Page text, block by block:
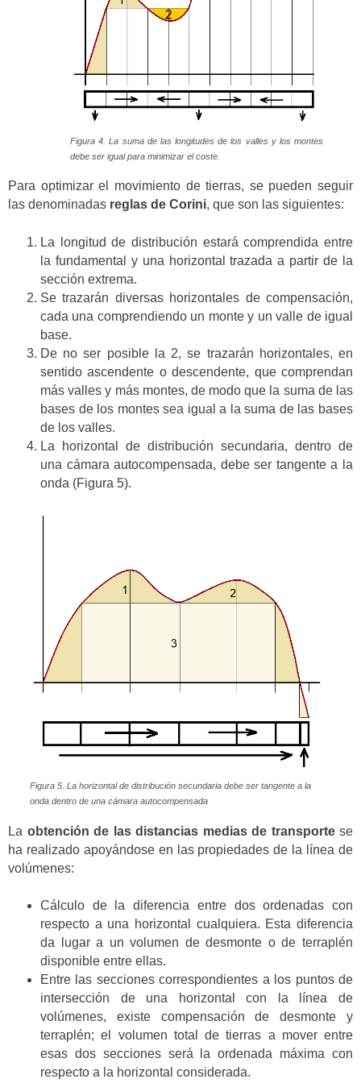
Figura 4. La suma de las longitudes de los valles y los montes
debe ser igual para minimizar el coste.
Para optimizar el movimiento de tierras, se pueden seguir
las denominadas reglas de Corini, que son las siguientes:
La longitud de distribución estará comprendida entre
la fundamental y una horizontal trazada a partir de la
sección extrema.
Se trazarán diversas horizontales de compensación,
cada una comprendiendo un monte y un valle de igual
base.
De no ser posible la 2, se trazarán horizontales, en
sentido ascendente o descendente, que comprendan
más valles y más montes, de modo que la suma de las
bases de los montes sea igual a la suma de las bases
de los valles.
La horizontal de distribución secundaria, dentro de
una cámara autocompensada, debe ser tangente a la
onda (Figura 5).
Figura 5. La horizontal de distribución secundaria debe ser tangente a la
onda dentro de una cámara autocompensada
La obtención de las distancias medias de transportese
ha realizado apoyándose en las propiedades de la línea de
volúmenes:
Cálculo de la diferencia entre dos ordenadas con
respecto a una horizontal cualquiera. Esta diferencia
da lugar a un volumen de desmonte o de terraplén
disponible entre ellas.
Entre las secciones correspondientes a los puntos de
intersección de una horizontal con la línea de
volúmenes, existe compensación de desmonte y
terraplén; el volumen total de tierras a mover entre
esas dos secciones será la ordenada máxima con
respecto a la horizontal considerada.